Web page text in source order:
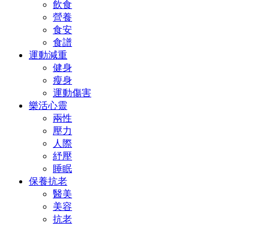
飲食
營養
食安
食譜
運動減重
健身
瘦身
運動傷害
樂活心靈
兩性
壓力
人際
紓壓
睡眠
保養抗老
醫美
美容
抗老